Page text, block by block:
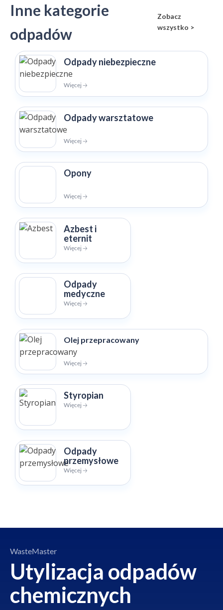
Inne kategorie
odpadów
Zobacz
wszystko >
Odpady niebezpieczne
Więcej 🡢
Odpady warsztatowe
Więcej 🡢
Opony
Więcej 🡢
Azbest i
eternit
Więcej 🡢
Odpady
medyczne
Więcej 🡢
Olej przepracowany
Więcej 🡢
Styropian
Więcej 🡢
Odpady
przemysłowe
Więcej 🡢
WasteMaster
Utylizacja odpadów
chemicznych